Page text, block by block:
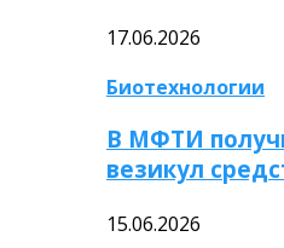
17.06.2026
Биотехнологии
В МФТИ
везикул
15.06.2026